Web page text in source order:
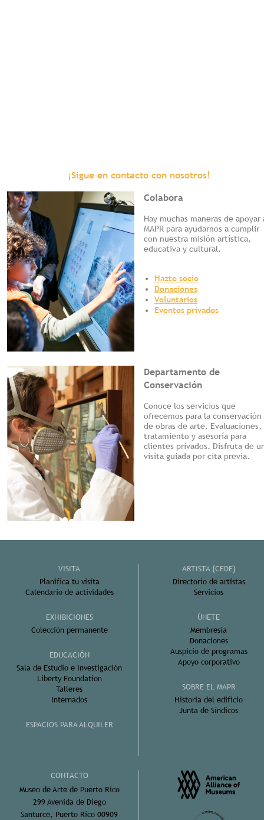
¡Sigue en contacto con nosotros!
Colabora
Hay muchas maneras de apoyar
MAPR para ayudarnos a cumplir
con nuestra misión artística,
educativa y cultural.
Hazte socio
Donaciones
Voluntarios
Eventos privados
Departamento de
Conservación
Conoce los servicios que
ofrecemos para la conservación
de obras de arte. Evaluaciones,
tratamiento y asesoría para
clientes privados. Disfruta de
visita guiada por cita previa.
VISITA
Planifica tu visita
Calendario de actividades
EXHIBICIONES
Colección permanente
EDUCACIÓN
Sala de Estudio e Investigación
Liberty Foundation
Talleres
Internados
ESPACIOS PARA ALQUILER
ARTISTA (CEDE)
Directorio de artistas
Servicios
ÚNETE
Membresía
Donaciones
Auspicio de programas
Apoyo corporativo
SOBRE EL MAPR
Historia del edificio
Junta de Síndicos
CONTACTO
Museo de Arte de Puerto Rico
299 Avenida de Diego
Santurce, Puerto Rico 00909